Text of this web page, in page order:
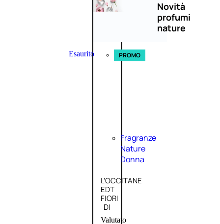
Novità
profumi
nature
Esaurito PROMO
Fragranze
Nature
Donna
L’OCCITANE
EDT
FIORI
DI
Valutato